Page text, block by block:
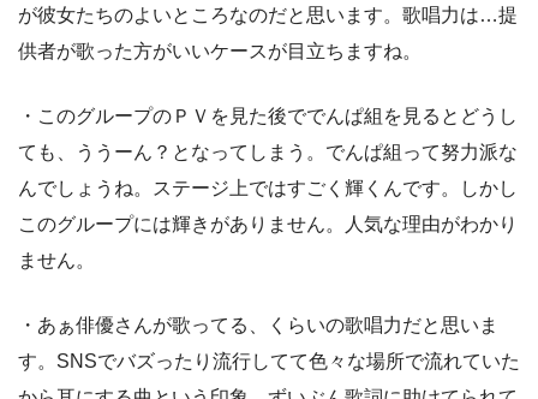
が彼女たちのよいところなのだと思います。歌唱力は…提
供者が歌った方がいいケースが目立ちますね。
・このグループのＰＶを見た後ででんぱ組を見るとどうし
ても、ううーん？となってしまう。でんぱ組って努力派な
んでしょうね。ステージ上ではすごく輝くんです。しかし
このグループには輝きがありません。人気な理由がわかり
ません。
・あぁ俳優さんが歌ってる、くらいの歌唱力だと思いま
す。SNSでバズったり流行してて色々な場所で流れていた